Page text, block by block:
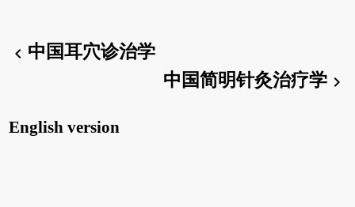
chevron_left 中国耳穴诊治学
中国简明针灸治疗学chevron_right
English version